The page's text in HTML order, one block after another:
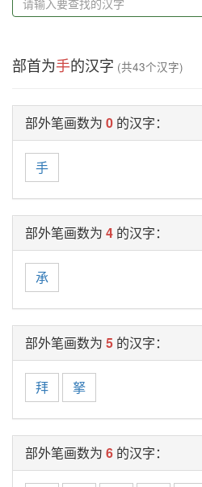
部首为手的汉字 (共43个汉字)
部外笔画数为 0 的汉字：
手
部外笔画数为 4 的汉字：
承
部外笔画数为 5 的汉字：
拜 拏
部外笔画数为 6 的汉字：